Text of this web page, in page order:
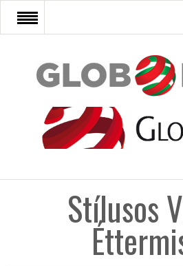
FŐOLDAL
AFRIKA
Stílusos